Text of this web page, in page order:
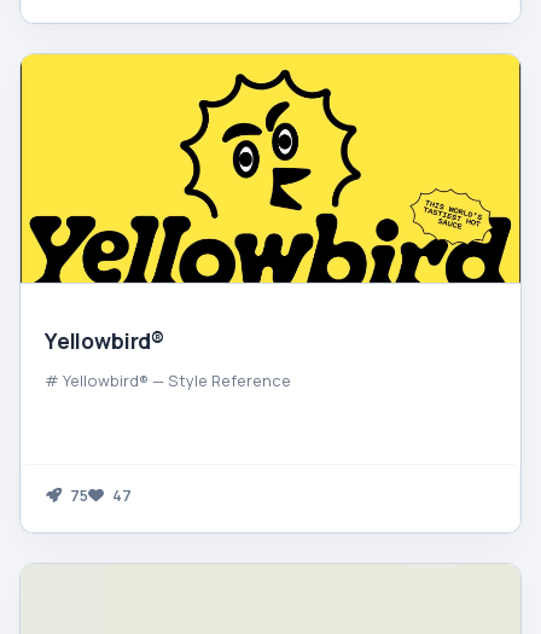
Yellowbird®
# Yellowbird® — Style Reference
75 47